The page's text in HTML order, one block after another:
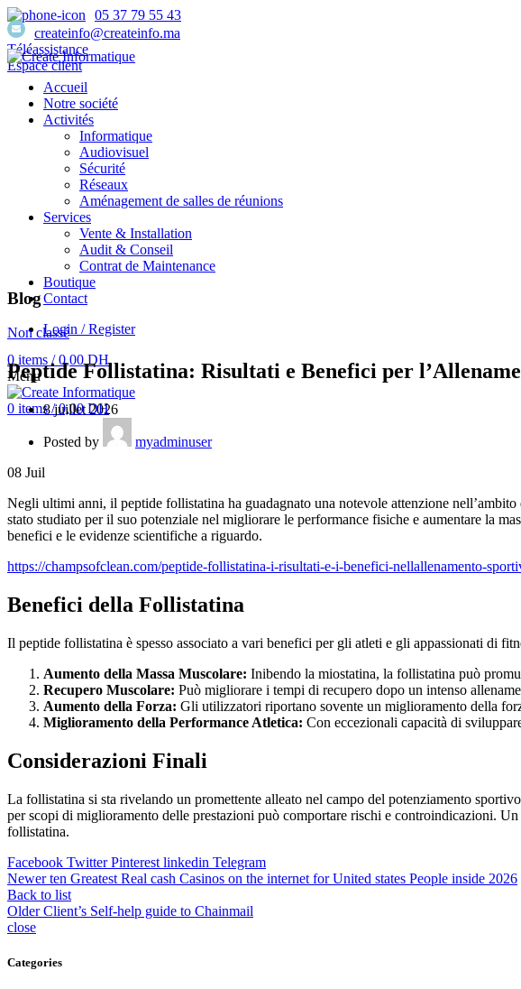
05 37 79 55 43
createinfo@createinfo.ma
Téléassistance
Espace client
Accueil
Notre société
Activités
Informatique
Audiovisuel
Sécurité
Réseaux
Aménagement de salles de réunions
Services
Vente & Installation
Audit & Conseil
Contrat de Maintenance
Boutique
Contact
Login / Register
0 items / 0,00 DH
Menu
0 items / 0,00DH
Blog
Non classé
Peptide Follistatina: Risultati e Benefici per
8 juillet 2026
Posted by
myadminuser
08 Juil
Negli ultimi anni, il peptide follistatina ha guadagnato una notevole attenzione
stato studiato per il suo potenziale nel migliorare le performance fisiche e aumentare la
benefici e le evidenze scientifiche a riguardo.
https://champsofclean.com/peptide-follistatina-i-risultati-e-i-benefici-nellallenamento-
Benefici della Follistatina
Il peptide follistatina è spesso associato a vari benefici per gli atleti e gli appassionati di
Aumento della Massa Muscolare: Inibendo la miostatina, la follistatina può
Recupero Muscolare: Può migliorare i tempi di recupero dopo un intenso
Aumento della Forza: Gli utilizzatori riportano sovente un miglioramento della
Miglioramento della Performance Atletica: Con eccezionali capacità di
Considerazioni Finali
La follistatina si sta rivelando un promettente alleato nel campo del potenziamento
per scopi di miglioramento delle prestazioni può comportare rischi e controindicazioni.
follistatina.
Facebook Twitter Pinterest linkedin Telegram
Newer ten Greatest Real cash Casinos on the internet for United states People inside 2026
Back to list
Older Client’s Self-help guide to Chainmail
close
Categories